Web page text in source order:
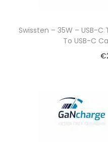
Swissten – 35W – USB-
To USB-C
€